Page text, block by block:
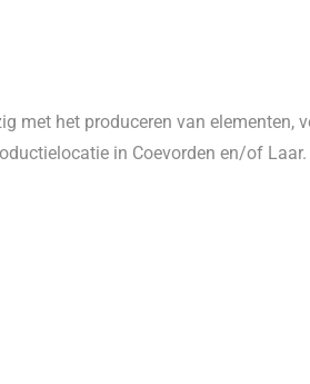
met het produceren van elementen,
in Coevorden en/of Laar.